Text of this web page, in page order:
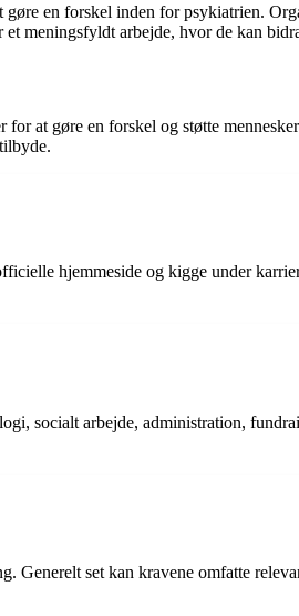
en forskel inden for psykiatrien.
meningsfyldt arbejde, hvor de kan
at gøre en forskel og støtte
hjemmeside og kigge under
socialt arbejde, administration,
set kan kravene omfatte